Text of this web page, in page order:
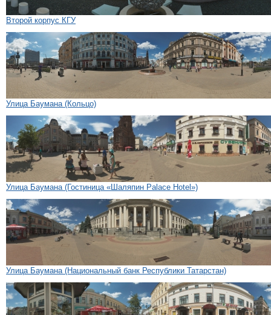
Второй корпус КГУ
Улица Баумана (Кольцо)
Улица Баумана (Гостиница «Шаляпин Palace Hotel»)
Улица Баумана (Национальный банк Республики Татарстан)